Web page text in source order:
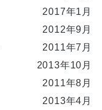
2017年1月
2012年9月
2011年7月
2013年10月
2011年8月
2013年4月